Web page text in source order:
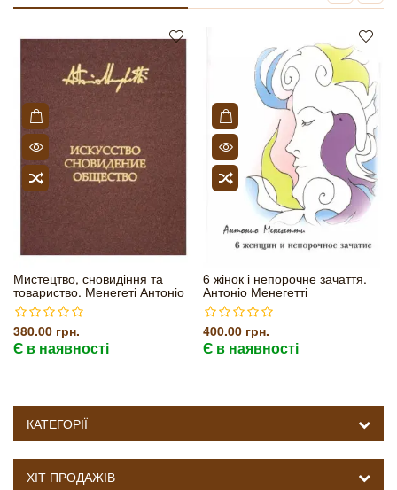
Мистецтво, сновидіння та
товариство. Менегеті Антоніо
380.00 грн.
Є в наявності
6 жінок і непорочне зачаття.
Антоніо Менегетті
400.00 грн.
Є в наявності
КАТЕГОРІЇ
ХІТ ПРОДАЖІВ